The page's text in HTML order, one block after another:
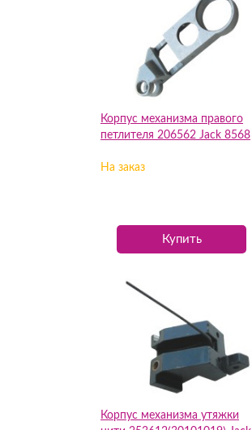
Корпус механизма правого
петлителя 206562 Jack 8568
На заказ
Купить
Корпус механизма утяжки